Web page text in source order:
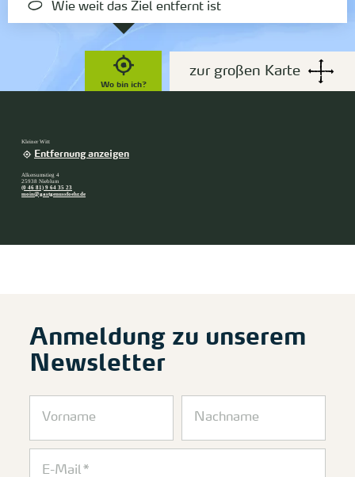
Wo bin ich?
Wie weit das Ziel entfernt ist
zur großen Karte
Kleiner Witt
Entfernung anzeigen
Alkersumstieg 4
25938 Nieblum
(0 46 81) 9 64 35 23
moin@gastgenussfoehr.de
Anmeldung zu unserem
Newsletter